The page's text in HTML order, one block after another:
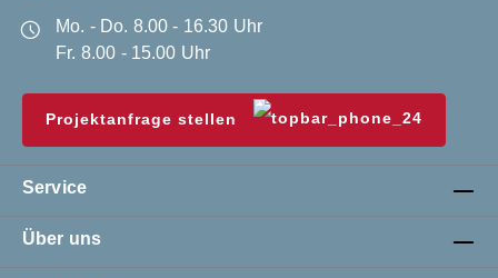
Mo. - Do. 8.00 - 16.30 Uhr
Fr. 8.00 - 15.00 Uhr
Projektanfrage stellen
Service
Über uns